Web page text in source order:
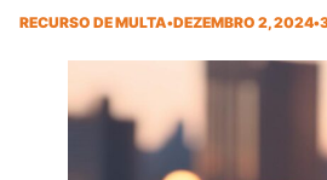
RECURSO DE MULTA•DEZEMBRO 2, 2024•